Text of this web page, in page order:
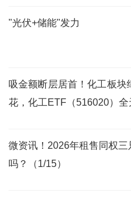
"光伏+储能"发力
吸金额断层居首！化工板
花，化工ETF（516020）全
微资讯！2026年租售同权
吗？（1/15）